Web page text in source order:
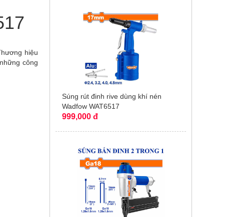
hiệu
công
Súng rút đinh rive dùng khí nén
Wadfow WAT6517
999,000 đ